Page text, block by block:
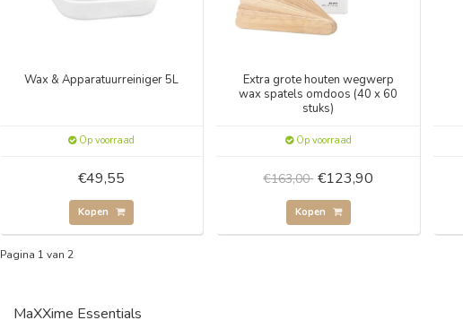
Wax & Apparatuurreiniger 5L
Op voorraad
€49,55
Kopen
Extra grote houten wegwerp
wax spatels omdoos (40 x 60
stuks)
Op voorraad
€163,00 €123,90
Kopen
Pagina 1 van 2
MaXXime Essentials